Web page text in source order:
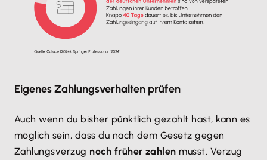
Eigenes Zahlungsverhalten prüfen
Auch wenn du bisher pünktlich gezahlt hast, kann es
möglich sein, dass du nach dem Gesetz gegen
Zahlungsverzug noch früher zahlen musst. Verzug